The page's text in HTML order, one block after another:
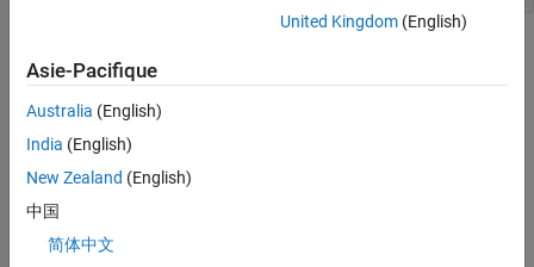
PQL Name:
std.cwe_native.R124
Version History
See Also
United Kingdom(English)
Asie-Pacifique
Australia (English)
India (English)
New Zealand (English)
中国
简体中文